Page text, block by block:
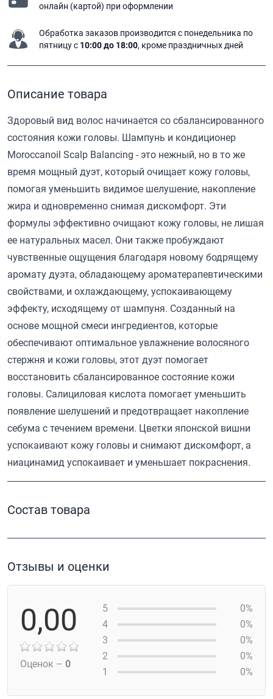
онлайн (картой) при оформлении
Обработка заказов производится с понедельника по
пятницу с 10:00 до 18:00, кроме праздничных дней
Описание товара
Здоровый вид волос начинается со сбалансированного
состояния кожи головы. Шампунь и кондиционер
Moroccanoil Scalp Balancing - это нежный, но в то же
время мощный дуэт, который очищает кожу головы,
помогая уменьшить видимое шелушение, накопление
жира и одновременно снимая дискомфорт. Эти
формулы эффективно очищают кожу головы, не лишая
ее натуральных масел. Они также пробуждают
чувственные ощущения благодаря новому бодрящему
аромату дуэта, обладающему ароматерапевтическими
свойствами, и охлаждающему, успокаивающему
эффекту, исходящему от шампуня. Созданный на
основе мощной смеси ингредиентов, которые
обеспечивают оптимальное увлажнение волосяного
стержня и кожи головы, этот дуэт помогает
восстановить сбалансированное состояние кожи
головы. Салициловая кислота помогает уменьшить
появление шелушений и предотвращает накопление
себума с течением времени. Цветки японской вишни
успокаивают кожу головы и снимают дискомфорт, а
ниацинамид успокаивает и уменьшает покраснения.
Состав товара
Отзывы и оценки
0,00
Оценок – 0
5
0%
4
0%
3
0%
2
0%
1
0%